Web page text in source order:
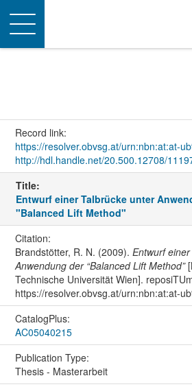
Toggle
navigation
Record link:
https://resolver.obvsg.at/urn:nbn:at:at-
http://hdl.handle.net/20.500.12708/
Title:
Entwurf einer Talbrücke unter
"Balanced Lift Method"
Citation:
Brandstötter, R. N. (2009). Entwurf
Anwendung der “Balanced Lift Method”
Technische Universität Wien].
https://resolver.obvsg.at/urn:nbn:at:at-
CatalogPlus:
AC05040215
Publication Type:
Thesis - Masterarbeit